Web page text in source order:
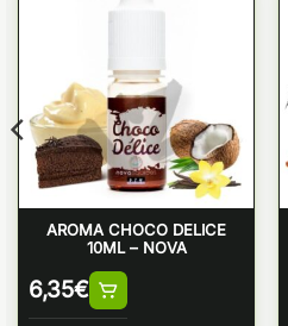
AROMA CHOCO DELICE
10ML – NOVA
6,35€